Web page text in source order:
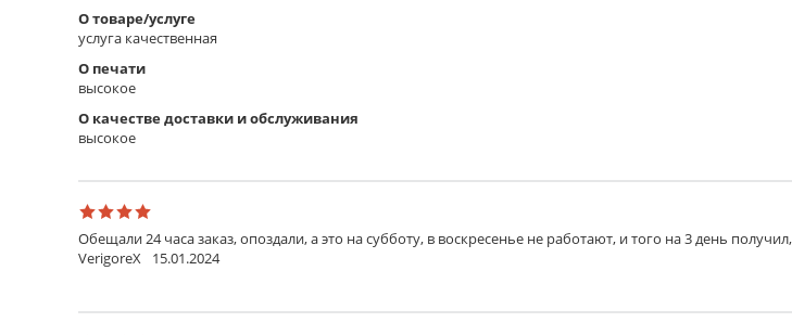
О товаре/услуге
услуга качественная
О печати
высокое
О качестве доставки и обслуживания
высокое
Обещали 24 часа заказ, опоздали, а это на субботу, в воскресенье не работают, и того на 3 день
VerigoreX
15.01.2024